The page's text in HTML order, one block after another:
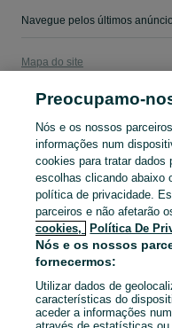
Mapa do site
Mapa de mini-sites
Pesquisas populares
Preocupamo-
Nós e os nossos
informações num
cookies para tratar dados
escolhas clicando abaixo
política de privacidade.
parceiros e não afetarão
cookies,
Política De
Nós e os nossos
fornecermos:
Utilizar dados de
características do
aceder a informações